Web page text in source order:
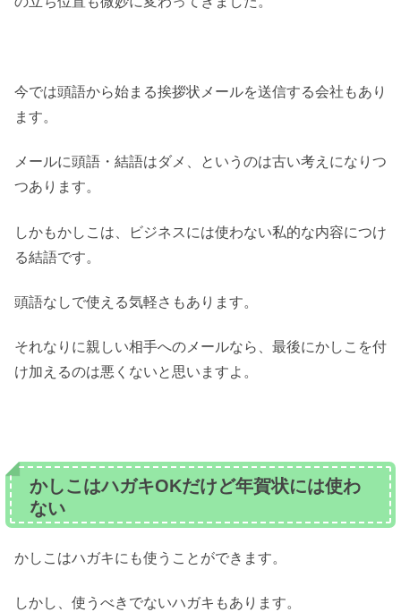
今では頭語から始まる挨拶状メールを送信する会社もあり
ます。
メールに頭語・結語はダメ、というのは古い考えになりつ
つあります。
しかもかしこは、ビジネスには使わない私的な内容につけ
る結語です。
頭語なしで使える気軽さもあります。
それなりに親しい相手へのメールなら、最後にかしこを付
け加えるのは悪くないと思いますよ。
かしこはハガキOKだけど年賀状には使わ
ない
かしこはハガキにも使うことができます。
しかし、使うべきでないハガキもあります。